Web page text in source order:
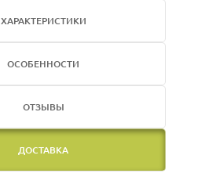
ХАРАКТЕРИСТИКИ
ОСОБЕННОСТИ
ОТЗЫВЫ
ДОСТАВКА